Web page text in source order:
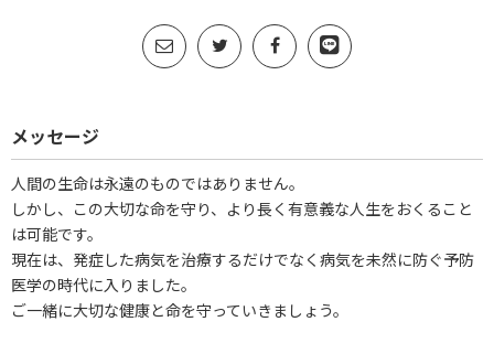
メッセージ
人間の生命は永遠のものではありません。
しかし、この大切な命を守り、より長く有意義な人生をおくること
は可能です。
現在は、発症した病気を治療するだけでなく病気を未然に防ぐ予防
医学の時代に入りました。
ご一緒に大切な健康と命を守っていきましょう。